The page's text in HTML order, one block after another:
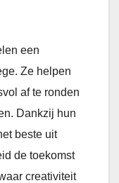
een
Ze helpen
af te ronden
Dankzij hun
beste uit
de toekomst
creativiteit